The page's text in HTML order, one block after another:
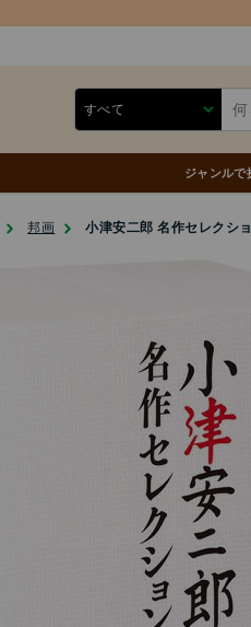
ジャンルで
邦画 小津安二郎 名作セレクシ